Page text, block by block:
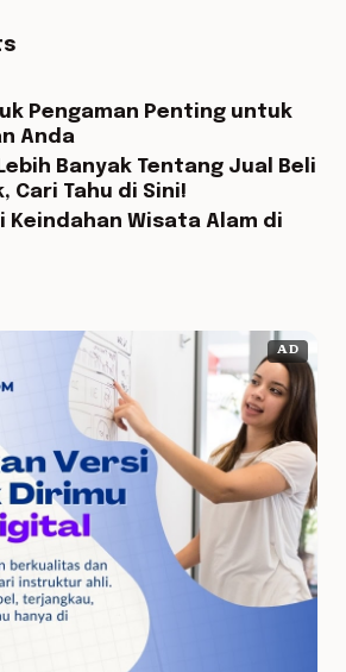
Pengaman Penting untuk
Anda
Banyak Tentang Jual Beli
Cari Tahu di Sini!
Keindahan Wisata Alam di
AD